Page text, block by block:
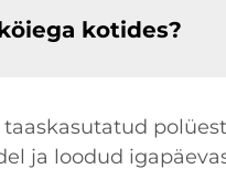
kotides?
ja loodud